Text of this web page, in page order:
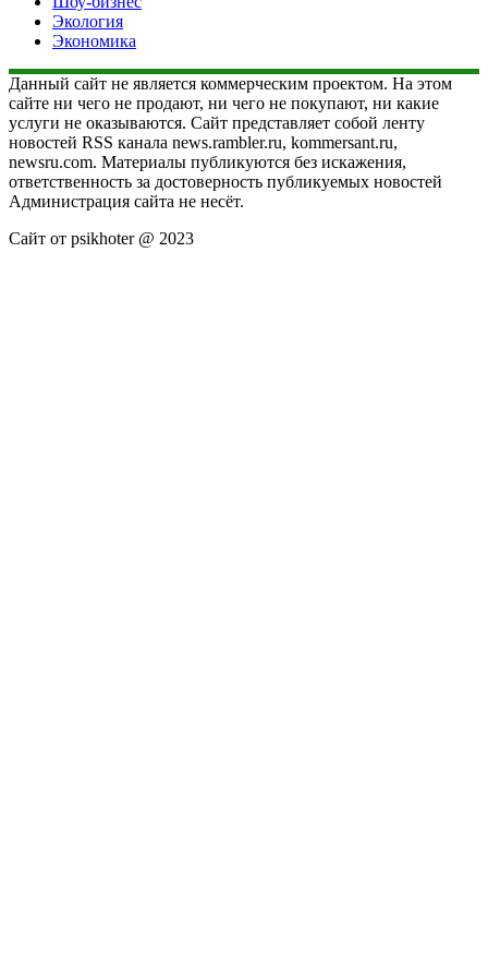
Экология
Экономика
Данный сайт не является коммерческим проектом. На этом
сайте ни чего не продают, ни чего не покупают, ни какие
услуги не оказываются. Сайт представляет собой ленту
новостей RSS канала news.rambler.ru, kommersant.ru,
newsru.com. Материалы публикуются без искажения,
ответственность за достоверность публикуемых новостей
Администрация сайта не несёт.
Сайт от psikhoter @ 2023